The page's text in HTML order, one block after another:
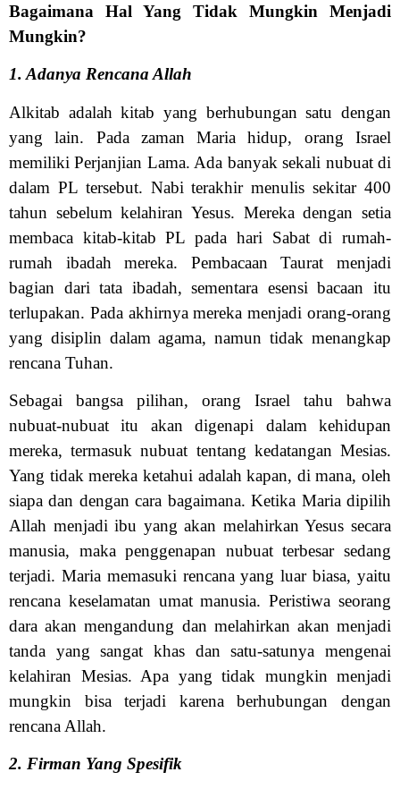
Bagaimana Hal Yang Tidak Mungkin Menjadi
Mungkin?
1. Adanya Rencana Allah
Alkitab adalah kitab yang berhubungan satu dengan
yang lain. Pada zaman Maria hidup, orang Israel
memiliki Perjanjian Lama. Ada banyak sekali nubuat di
dalam PL tersebut. Nabi terakhir menulis sekitar 400
tahun sebelum kelahiran Yesus. Mereka dengan setia
membaca kitab-kitab PL pada hari Sabat di rumah-
rumah ibadah mereka. Pembacaan Taurat menjadi
bagian dari tata ibadah, sementara esensi bacaan itu
terlupakan. Pada akhirnya mereka menjadi orang-orang
yang disiplin dalam agama, namun tidak menangkap
rencana Tuhan.
Sebagai bangsa pilihan, orang Israel tahu bahwa
nubuat-nubuat itu akan digenapi dalam kehidupan
mereka, termasuk nubuat tentang kedatangan Mesias.
Yang tidak mereka ketahui adalah kapan, di mana, oleh
siapa dan dengan cara bagaimana. Ketika Maria dipilih
Allah menjadi ibu yang akan melahirkan Yesus secara
manusia, maka penggenapan nubuat terbesar sedang
terjadi. Maria memasuki rencana yang luar biasa, yaitu
rencana keselamatan umat manusia. Peristiwa seorang
dara akan mengandung dan melahirkan akan menjadi
tanda yang sangat khas dan satu-satunya mengenai
kelahiran Mesias. Apa yang tidak mungkin menjadi
mungkin bisa terjadi karena berhubungan dengan
rencana Allah.
2. Firman Yang Spesifik